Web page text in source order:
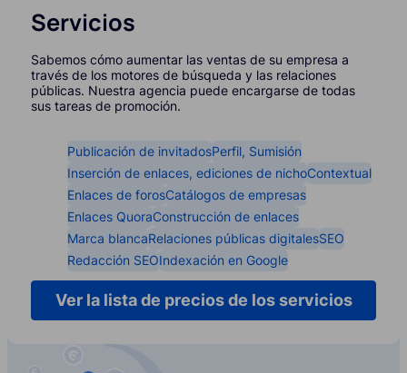
Servicios
Sabemos cómo aumentar las ventas de su empresa a
través de los motores de búsqueda y las relaciones
públicas. Nuestra agencia puede encargarse de todas
sus tareas de promoción.
Publicación de invitadosPerfil, Sumisión
Inserción de enlaces, ediciones de nichoContextual
Enlaces de forosCatálogos de empresas
Enlaces QuoraConstrucción de enlaces
Marca blancaRelaciones públicas digitalesSEO
Redacción SEOIndexación en Google
Ver la lista de precios de los servicios